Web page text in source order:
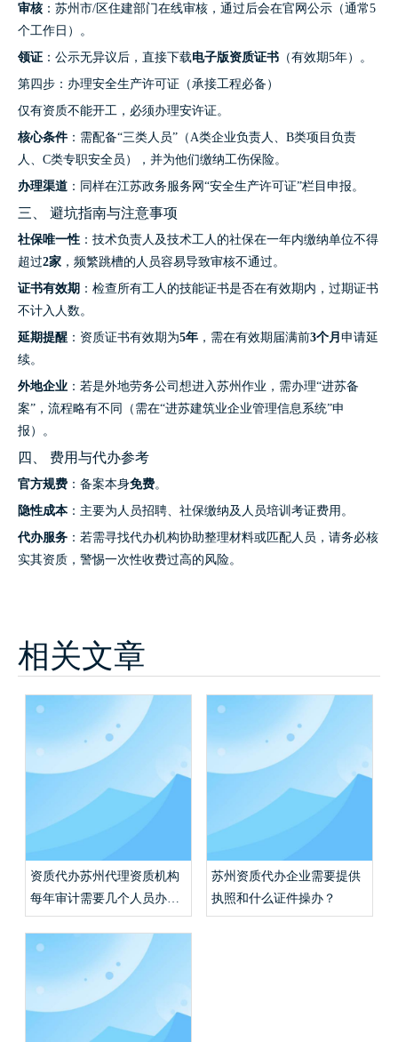
审核 ：苏州市/区住建部门在线审核，通过后会在官网公示（通常5
个工作日）。
领证 ：公示无异议后，直接下载电子版资质证书 （有效期5年）。
第四步：办理安全生产许可证（承接工程必备）
仅有资质不能开工，必须办理安许证。
核心条件：需配备“三类人员”（A类企业负责人、B类项目负责
人、C类专职安全员），并为他们缴纳工伤保险。
办理渠道 ：同样在江苏政务服务网“安全生产许可证”栏目申报。
三、 避坑指南与注意事项
社保唯一性 ：技术负责人及技术工人的社保在一年内缴纳单位不得
超过2家 ，频繁跳槽的人员容易导致审核不通过。
证书有效期 ：检查所有工人的技能证书是否在有效期内，过期证书
不计入人数。
延期提醒 ：资质证书有效期为5年 ，需在有效期届满前3个月 申请延
续。
外地企业 ：若是外地劳务公司想进入苏州作业，需办理“进苏备
案”，流程略有不同（需在“进苏建筑业企业管理信息系统”申
报）。
四、 费用与代办参考
官方规费 ：备案本身免费。
隐性成本：主要为人员招聘、社保缴纳及人员培训考证费用。
代办服务 ：若需寻找代办机构协助整理材料或匹配人员，请务必核
实其资质，警惕一次性收费过高的风险。
相关文章
资质代办苏州代理资质机构
每年审计需要几个人员办
理？
苏州资质代办企业需要提供
执照和什么证件操办？